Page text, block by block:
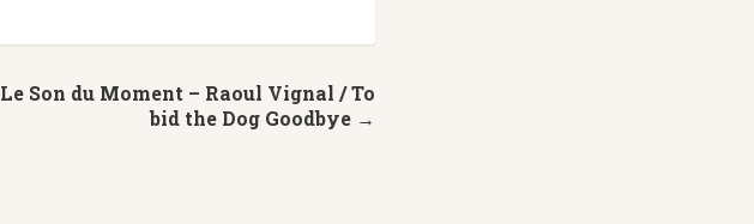
Le Son du Moment – Raoul Vignal / To
bid the Dog Goodbye →